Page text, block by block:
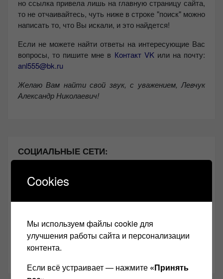
но ссылка привела лишь на главную страницу сайта,
то не отчаивайтесь, чуть ниже в строке "поиск" можно
написать то, что Вы искали, и это найдется!
Если не можете найти ответы на интересующие Вас
вопросы, то пишите мне в Контакт VKили на почту:
anl555@bk.ru
Желаю Вам найти свой звук, с уважением, Левчук
Александр Николаевич!
СОЦИАЛЬНЫЕ СЕТИ:
Звукомания сайт оф.группа
Винтажная Hi-Fi и High-End техника
Контакт
Одноклассники
Youtube
Cookies
Мы используем файлы cookie для
улучшения работы сайта и персонализации
контента.
Если всё устраивает — нажмите «Принять